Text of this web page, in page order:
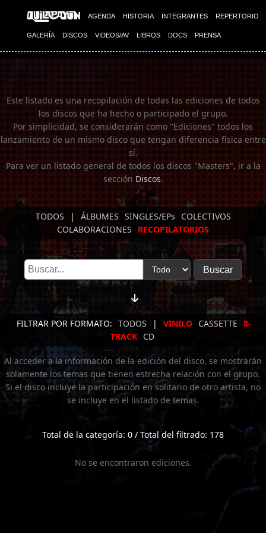
AGENDA HISTORIA INTEGRANTES REPERTORIO
GALERÍA DISCOS VIDEOS/AV LIBROS DOCS PRENSA
Imagen 01
Este listado es una recopilación de todas las ediciones de todos
los discos que ha hecho o participado el grupo.
Por simplicidad, se considerarán como "Ediciones" todos los
lanzamiento de un mismo disco que tengan diferencia física entre
sí.
Para ver un listado general de todos los discos "Masters", ir a la
secciónDiscos.
TODOS | ÁLBUMES SINGLES/EPs
COLECTIVOS
COLABORACIONES
RECOPILATORIOS
FILTRAR POR FORMATO: TODOS | VINILO CASSETTE 8-
TRACK
CD
Al acceder a la información de la edición del disco, se mostrarán
solamente los temas que tienen estrecha relación con el grupo.
Si el disco incluye la participación en solitario de otro artista, no
se incluye en el listado de temas.
Total de la categoría: 0 / Total del filtrado: 178
No se encontraron ediciones.